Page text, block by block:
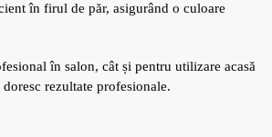
în firul de păr, asigurând o culoare
în salon, cât și pentru utilizare acasă
rezultate profesionale.